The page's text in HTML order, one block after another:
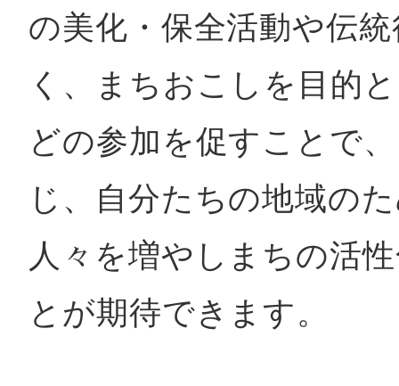
の美化・保全活動や伝
く、まちおこしを目的
どの参加を促すことで
じ、自分たちの地域の
人々を増やしまちの活
とが期待できます。